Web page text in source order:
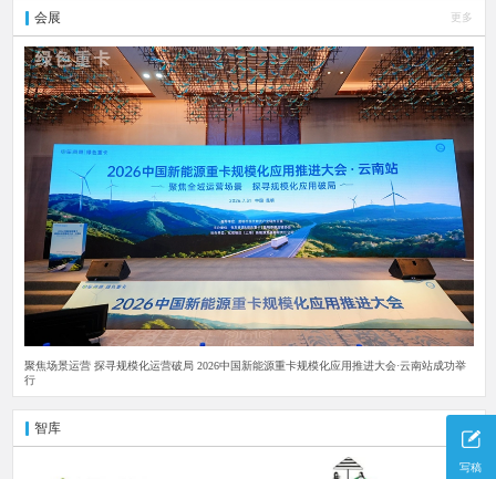
写稿
会展 更多
聚焦场景运营 探寻规模化运营破局 2026中国新能源重卡规模化应用推进大会·云南站成功举
行
智库